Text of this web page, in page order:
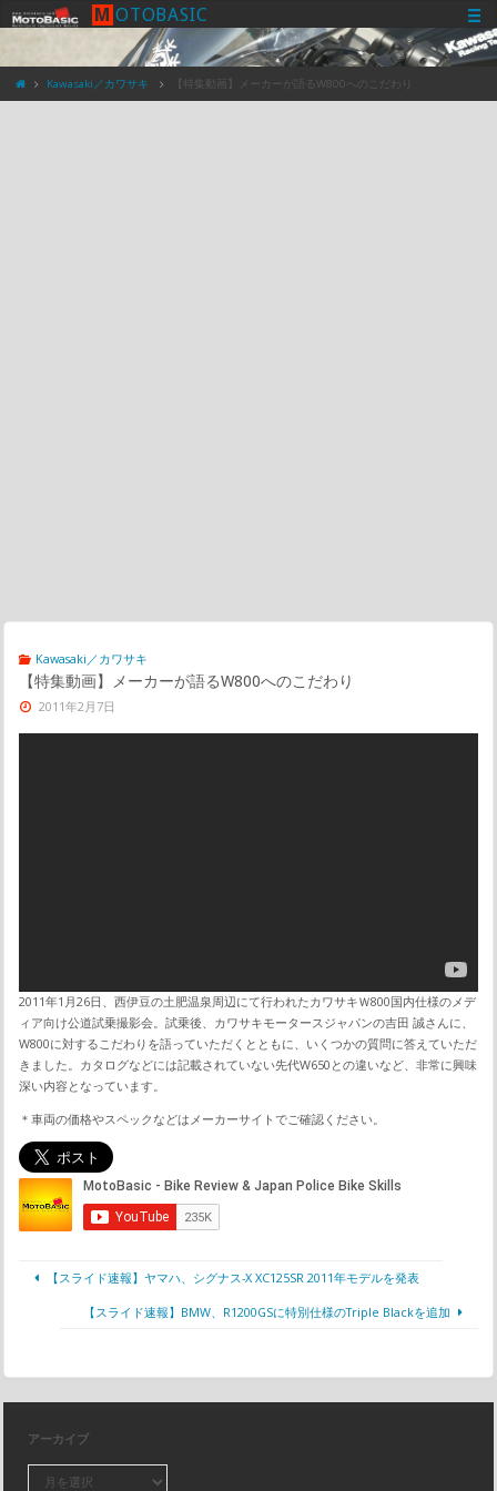
M OTOBASIC
Kawasaki／カワサキ 【特集動画】メーカーが語るW800へのこだわり
Kawasaki／カワサキ
【特集動画】メーカーが語るW800へのこだわり
2011年2月7日
2011年1月26日、西伊豆の土肥温泉周辺にて行われたカワサキＷ800国内仕様のメデ
ィア向け公道試乗撮影会。試乗後、カワサキモータースジャパンの吉田 誠さんに、
W800に対するこだわりを語っていただくとともに、いくつかの質問に答えていただ
きました。カタログなどには記載されていない先代W650との違いなど、非常に興味
深い内容となっています。
＊車両の価格やスペックなどはメーカーサイトでご確認ください。
【スライド速報】ヤマハ、シグナス-X XC125SR 2011年モデルを発表
【スライド速報】BMW、R1200GSに特別仕様のTriple Blackを追加
アーカイブ